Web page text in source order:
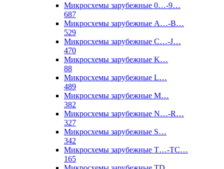
Микросхемы зарубежные 0…-9…
687
Микросхемы зарубежные A…-B…
529
Микросхемы зарубежные C…-J…
470
Микросхемы зарубежные K…
88
Микросхемы зарубежные L…
489
Микросхемы зарубежные M…
382
Микросхемы зарубежные N…-R…
327
Микросхемы зарубежные S…
342
Микросхемы зарубежные T…-TC…
165